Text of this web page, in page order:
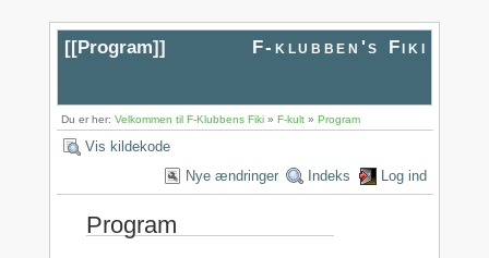
[[Program]] F-klubben's Fiki
Du er her:Velkommen til F-Klubbens Fiki »F-kult »Program
Vis kildekode
Nye ændringer
Indeks Log ind
Program